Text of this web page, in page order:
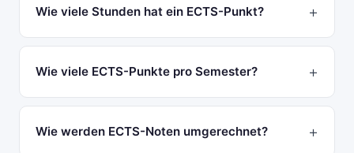
Wie viele Stunden hat ein ECTS-Punkt?
Wie viele ECTS-Punkte pro Semester?
Wie werden ECTS-Noten umgerechnet?